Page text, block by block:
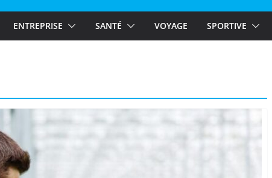
ENTREPRISE SANTÉ VOYAGE SPORTIVE